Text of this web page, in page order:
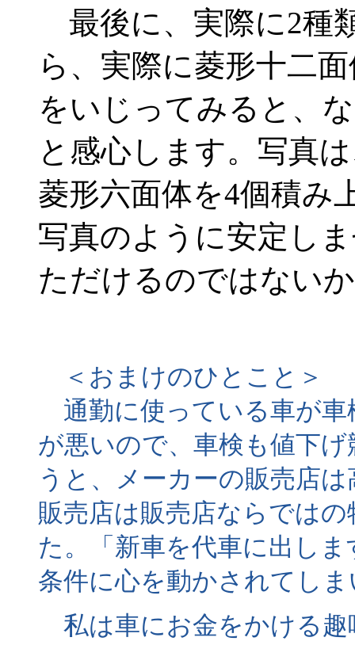
最後に、実際に2種
ら、実際に菱形十二
をいじってみると、
と感心します。写真
菱形六面体を4個積み
写真のように安定し
ただけるのではない
＜おまけのひとこと＞
通勤に使っている車が車
が悪いので、車検も値下
うと、メーカーの販売店
販売店は販売店ならでは
た。「新車を代車に出し
条件に心を動かされてし
私は車にお金をかける趣